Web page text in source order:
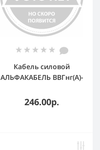
Кабель силовой
АЛЬФАКАБЕЛЬ ВВГнг(А)-
однопроволочный
ТРТС 656715
246.00р.